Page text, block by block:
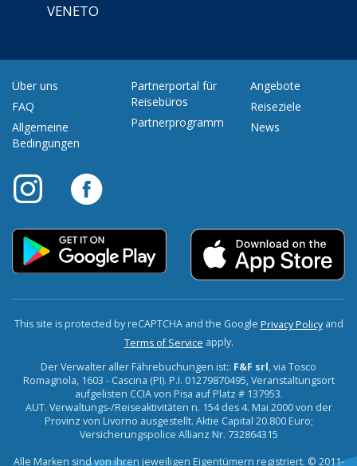
VENETO
Über uns
FAQ
Allgemeine
Bedingungen
Partnerportal für
Reisebüros
Partnerprogramm
Angebote
Reiseziele
News
This site is protected by reCAPTCHA and the Google Privacy Policyand
Terms of Service apply.
Der Verwalter aller Fährebuchungen ist:: F&F srl, via Tosco
Romagnola, 1603 - Cascina (PI). P.I. 01279870495, Veranstaltungsort
aufgelisten CCIA von Pisa auf Platz # 137953.
AUT. Verwaltungs-/Reiseaktivitäten n. 154 des 4. Mai 2000 von der
Provinz von Livorno ausgestellt. Aktie Capital 20.800 Euro;
Versicherungspolice Allianz Nr. 732864315
Alle Marken sind von ihren jeweiligen Eigentümern registriert. © 2011-